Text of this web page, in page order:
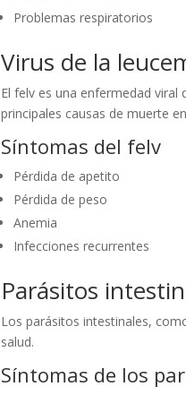
Problemas respiratorios
Virus de la
El felv es una enfermedad
principales causas de muerte
Síntomas del felv
Pérdida de apetito
Pérdida de peso
Anemia
Infecciones recurrentes
Parásitos
Los parásitos intestinales,
salud.
Síntomas de los